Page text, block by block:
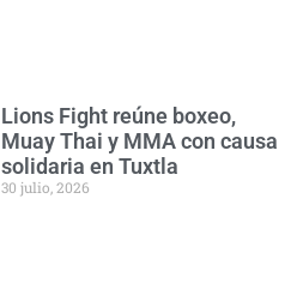
Lions Fight reúne boxeo,
Muay Thai y MMA con causa
solidaria en Tuxtla
30 julio, 2026